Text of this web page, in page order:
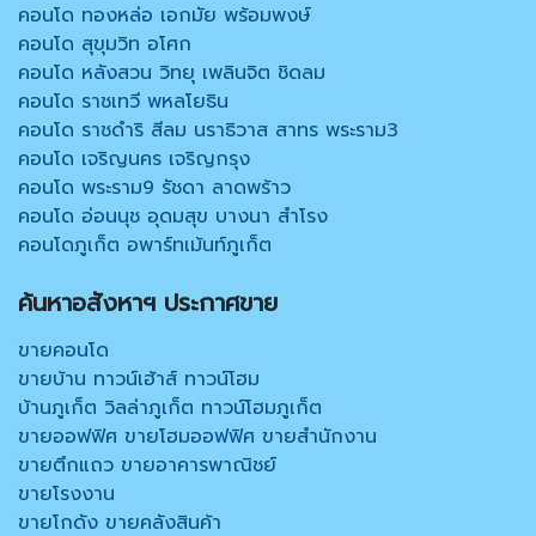
คอนโด ทองหล่อ เอกมัย พร้อมพงษ์
คอนโด สุขุมวิท อโศก
คอนโด หลังสวน วิทยุ เพลินจิต ชิดลม
คอนโด ราชเทวี พหลโยธิน
คอนโด ราชดำริ สีลม นราธิวาส สาทร พระราม3
คอนโด เจริญนคร เจริญกรุง
คอนโด พระราม9 รัชดา ลาดพร้าว
คอนโด อ่อนนุช อุดมสุข บางนา สำโรง
คอนโดภูเก็ต อพาร์ทเม้นท์ภูเก็ต
ค้นหาอสังหาฯ ประกาศขาย
ขายคอนโด
ขายบ้าน ทาวน์เฮ้าส์ ทาวน์โฮม
บ้านภูเก็ต วิลล่าภูเก็ต ทาวน์โฮมภูเก็ต
ขายออฟฟิศ ขายโฮมออฟฟิศ ขายสำนักงาน
ขายตึกแถว ขายอาคารพาณิชย์
ขายโรงงาน
ขายโกดัง ขายคลังสินค้า